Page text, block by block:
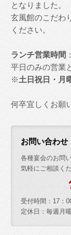
となりました。
玄風館のこだわ
ください。
ランチ営業時間
平日のみの営業
※土日祝日・月
何卒宜しくお願
お問い合わせ
各種宴会のお問
気軽にご相談くだ
受付時間：17：
定休日：毎週月